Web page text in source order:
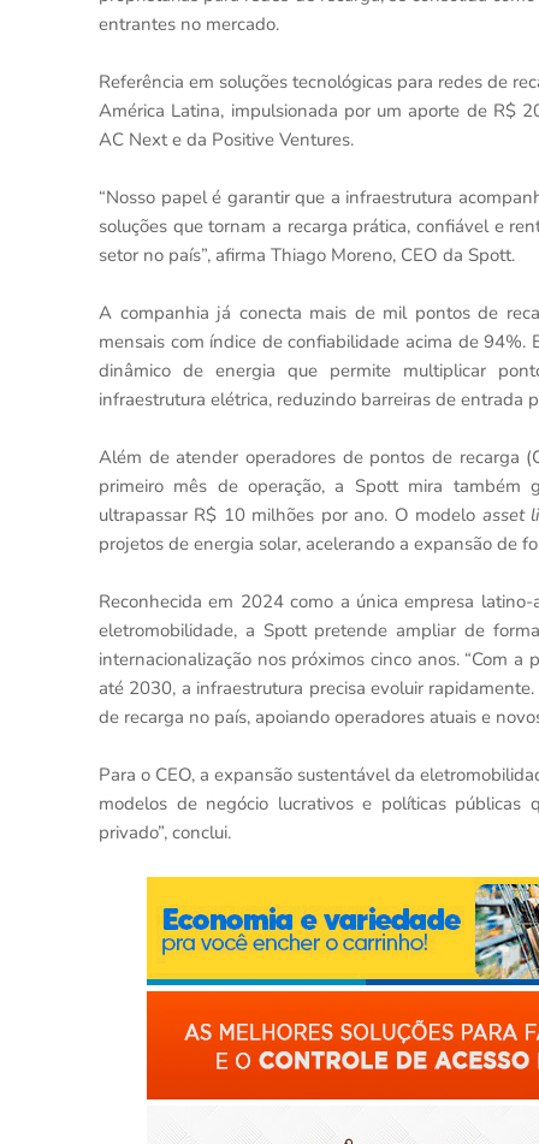
entrantes no mercado.
Referência em soluções tecnológicas para redes de
América Latina, impulsionada por um aporte de R$
AC Next e da Positive Ventures.
“Nosso papel é garantir que a infraestrutura
soluções que tornam a recarga prática, confiável e
setor no país”, afirma Thiago Moreno, CEO da Spott.
A companhia já conecta mais de mil pontos de
mensais com índice de confiabilidade acima de
dinâmico de energia que permite multiplicar
infraestrutura elétrica, reduzindo barreiras de entrada
Além de atender operadores de pontos de recarga
primeiro mês de operação, a Spott mira também
ultrapassar R$ 10 milhões por ano. O modelo asset
projetos de energia solar, acelerando a expansão de
Reconhecida em 2024 como a única empresa
eletromobilidade, a Spott pretende ampliar de
internacionalização nos próximos cinco anos. “Com
até 2030, a infraestrutura precisa evoluir
de recarga no país, apoiando operadores atuais e
Para o CEO, a expansão sustentável da
modelos de negócio lucrativos e políticas
privado”, conclui.